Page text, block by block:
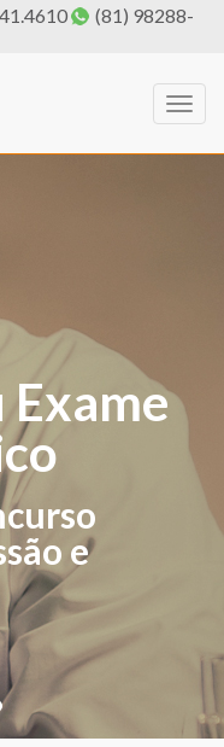
(81) 98288-
Exame
e
tem
e
sintomas
de
Agende